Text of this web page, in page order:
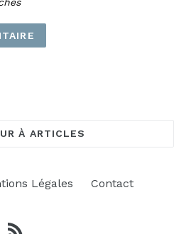
À ARTICLES
Légales Contact